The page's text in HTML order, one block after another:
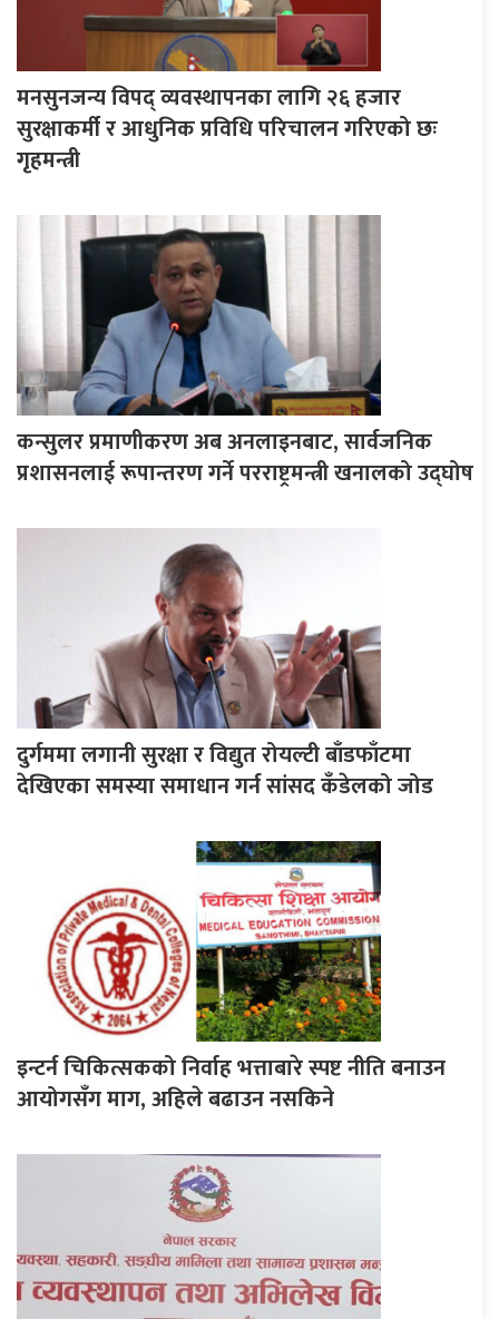
मनसुनजन्य विपद् व्यवस्थापनका लागि २६ हजार
सुरक्षाकर्मी र आधुनिक प्रविधि परिचालन गरिएको छः
गृहमन्त्री
कन्सुलर प्रमाणीकरण अब अनलाइनबाट, सार्वजनिक
प्रशासनलाई रूपान्तरण गर्ने परराष्ट्रमन्त्री खनालको उद्घोष
दुर्गममा लगानी सुरक्षा र विद्युत रोयल्टी बाँडफाँटमा
देखिएका समस्या समाधान गर्न सांसद कँडेलको जोड
इन्टर्न चिकित्सकको निर्वाह भत्ताबारे स्पष्ट नीति बनाउन
आयोगसँग माग, अहिले बढाउन नसकिने